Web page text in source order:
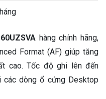
hàng chính hãng,
Format (AF) giúp tăng
cao. Tốc độ ghi lên đến
dòng ổ cứng Desktop